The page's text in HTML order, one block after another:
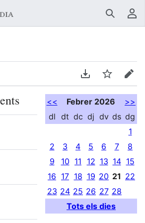
Buscar
Descarregar en
Vigilar
<< Febrer 2026
>>
dl dt dc dj dv ds dg
1
2
3 4 5 6 7
8
9
10 11 12 13 14 15
16 17 18 19 20 21 22
23 24 25 26 27 28
Tots els dies